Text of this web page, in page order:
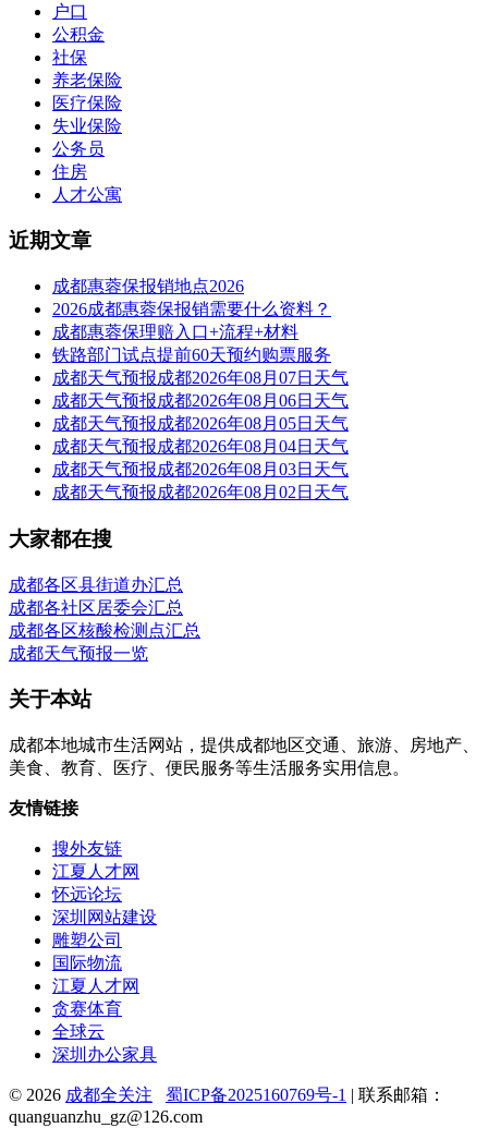
户口
公积金
社保
养老保险
医疗保险
失业保险
公务员
住房
人才公寓
近期文章
成都惠蓉保报销地点2026
2026成都惠蓉保报销需要什么资料？
成都惠蓉保理赔入口+流程+材料
铁路部门试点提前60天预约购票服务
成都天气预报成都2026年08月07日天气
成都天气预报成都2026年08月06日天气
成都天气预报成都2026年08月05日天气
成都天气预报成都2026年08月04日天气
成都天气预报成都2026年08月03日天气
成都天气预报成都2026年08月02日天气
大家都在搜
成都各区县街道办汇总
成都各社区居委会汇总
成都各区核酸检测点汇总
成都天气预报一览
关于本站
成都本地城市生活网站，提供成都地区交通、旅游、房地产、
美食、教育、医疗、便民服务等生活服务实用信息。
友情链接
搜外友链
江夏人才网
怀远论坛
深圳网站建设
雕塑公司
国际物流
江夏人才网
贪赛体育
全球云
深圳办公家具
© 2026 成都全关注 蜀ICP备2025160769号-1 | 联系邮箱：
quanguanzhu_gz@126.com